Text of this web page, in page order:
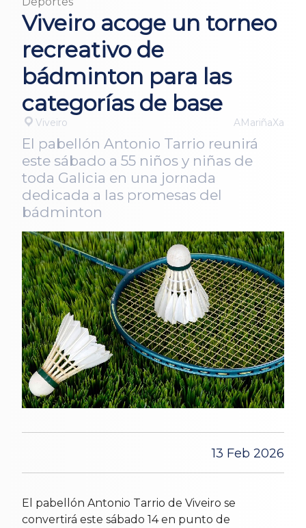
Viveiro acoge un torneo
recreativo de
bádminton para las
categorías de base
Viveiro AMariñaXa
El pabellón Antonio Tarrio reunirá
este sábado a 55 niños y niñas de
toda Galicia en una jornada
dedicada a las promesas del
bádminton
13 Feb 2026
El pabellón Antonio Tarrio de Viveiro se
convertirá este sábado 14 en punto de